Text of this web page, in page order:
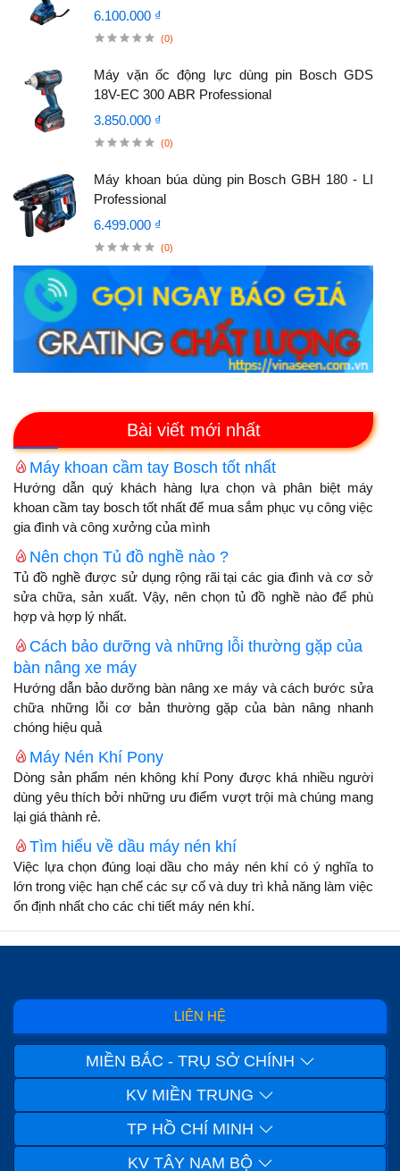
6.100.000 ₫
(0)
Máy vặn ốc động lực dùng pin Bosch GDS
18V-EC 300 ABR Professional
3.850.000 ₫
(0)
Máy khoan búa dùng pin Bosch GBH 180 - LI
Professional
6.499.000 ₫
(0)
Bài viết mới nhất
Máy khoan cầm tay Bosch tốt nhất
Hướng dẫn quý khách hàng lựa chọn và phân biệt máy
khoan cầm tay bosch tốt nhất để mua sắm phục vụ công việc
gia đình và công xưởng của mình
Nên chọn Tủ đồ nghề nào ?
Tủ đồ nghề được sử dụng rộng rãi tại các gia đình và cơ sở
sửa chữa, sản xuất. Vậy, nên chọn tủ đồ nghề nào để phù
hợp và hợp lý nhất.
Cách bảo dưỡng và những lỗi thường gặp của
bàn nâng xe máy
Hướng dẫn bảo dưỡng bàn nâng xe máy và cách bước sửa
chữa những lỗi cơ bản thường gặp của bàn nâng nhanh
chóng hiệu quả
Máy Nén Khí Pony
Dòng sản phẩm nén không khí Pony được khá nhiều người
dùng yêu thích bởi những ưu điểm vượt trội mà chúng mang
lại giá thành rẻ.
Tìm hiểu về dầu máy nén khí
Việc lựa chọn đúng loại dầu cho máy nén khí có ý nghĩa to
lớn trong việc hạn chế các sự cố và duy trì khả năng làm việc
ổn định nhất cho các chi tiết máy nén khí.
LIÊN HỆ
MIỀN BẮC - TRỤ SỞ CHÍNH
KV MIỀN TRUNG
TP HỒ CHÍ MINH
KV TÂY NAM BỘ